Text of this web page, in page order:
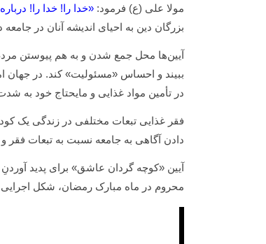
مولا علی (ع) فرمود:«خدا را! خدا را!
بزرگان دین به احیای اندیشه آنان در
آیین‌ها محل جمع شدن و به هم پیوستن مردم
ببیند و احساس «مسئولیت» کند. در جهان
در تأمین مواد غذایی و مایحتاج خود به
فقر غذایی تبعات مختلفی در زندگی یک
دادن آگاهی به جامعه نسبت به تبعات
آیین «کوچه گردان عاشق» برای پدید
محروم در ماه مبارک رمضان، شکل